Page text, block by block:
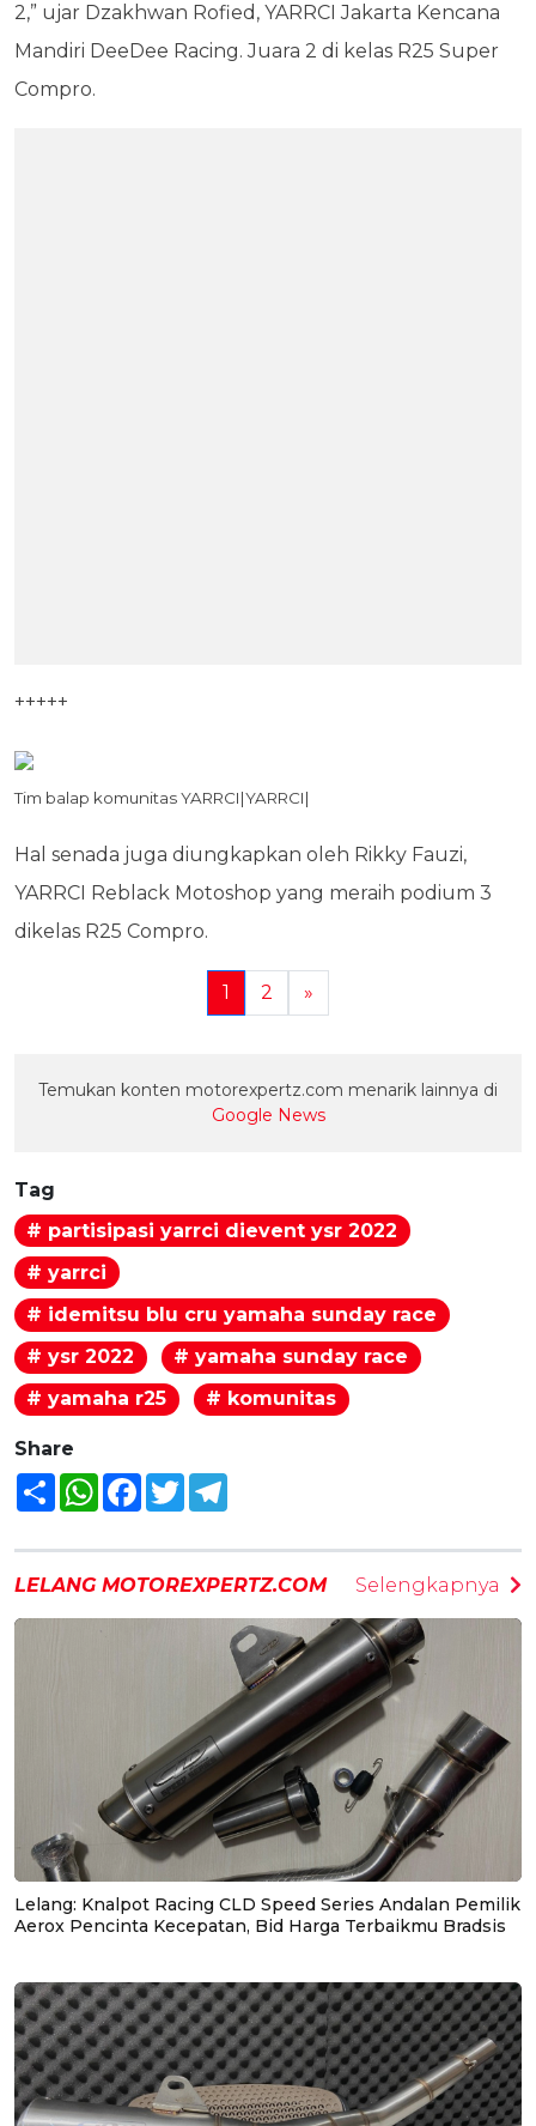
2,” ujar Dzakhwan Rofied, YARRCI Jakarta Kencana
Mandiri DeeDee Racing. Juara 2 di kelas R25 Super
Compro.
+++++
Tim balap komunitas YARRCI|YARRCI|
Hal senada juga diungkapkan oleh Rikky Fauzi,
YARRCI Reblack Motoshop yang meraih podium 3
dikelas R25 Compro.
1 2 »
Temukan konten motorexpertz.com menarik lainnya di
Google News
Tag
# partisipasi yarrci dievent ysr 2022
# yarrci
# idemitsu blu cru yamaha sunday race
# ysr 2022
# yamaha sunday race
# yamaha r25
# komunitas
Share
Share WhatsAppFacebook
Twitter
LELANG MOTOREXPERTZ.COM Selengkapnya
Lelang: Knalpot Racing CLD Speed Series Andalan Pemilik
Aerox Pencinta Kecepatan, Bid Harga Terbaikmu Bradsis